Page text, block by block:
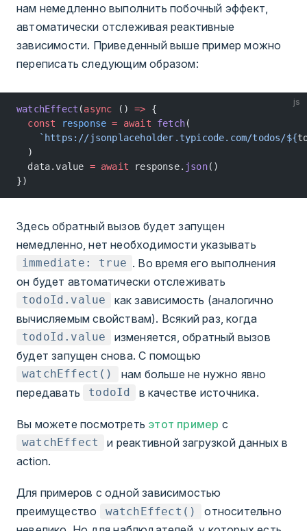
нам немедленно выполнить побочный эффект,
автоматически отслеживая реактивные
зависимости. Приведенный выше пример можно
переписать следующим образом:
js
watchEffect (async () => {
  const
response = await fetch(
    `https://jsonplaceholder.typicode.com/todos/${
  )
  data.value
= await response. json()
})
Здесь обратный вызов будет запущен
немедленно, нет необходимости указывать
immediate: true . Во время его выполнения
он будет автоматически отслеживать
todoId.value
как зависимость (аналогично
вычисляемым свойствам). Всякий раз, когда
todoId.value
изменяется, обратный вызов
будет запущен снова. С помощью
watchEffect()
нам больше не нужно явно
передавать
todoId в качестве источника.
Вы можете посмотреть этот пример с
watchEffect
и реактивной загрузкой данных в
action.
Для примеров с одной зависимостью
преимущество
watchEffect()
относительно